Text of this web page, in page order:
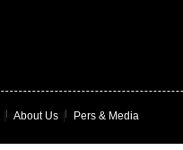
About Us Pers & Media